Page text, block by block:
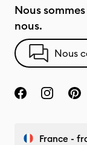
Nous
nous.
Nous
France -